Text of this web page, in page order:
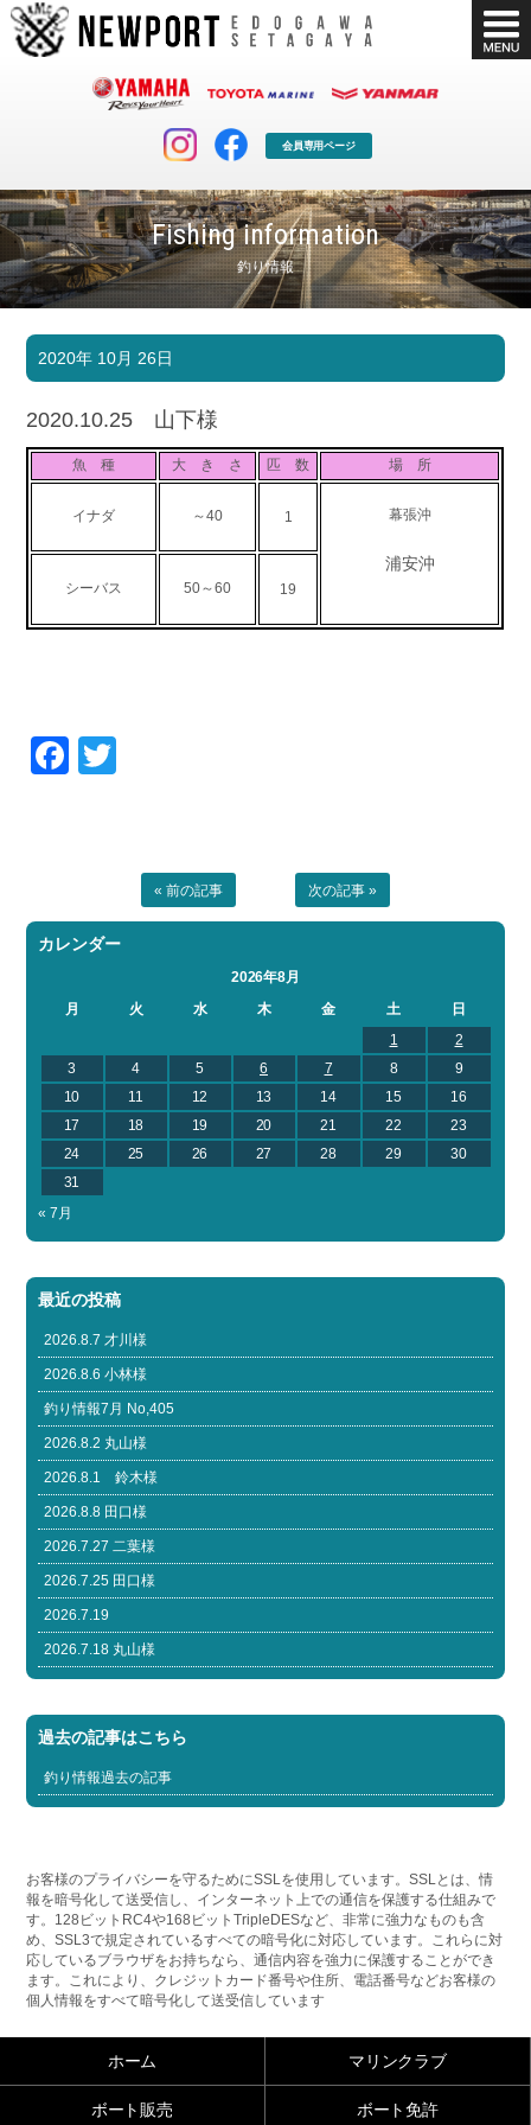
会員専用ページ
Fishing information
釣り情報
マリンクラブ
マリンライフを堪能したい！
ボート販売
ボート免許
長年の実績と信頼！
店舗情報 公式ブログ
Blog
お問い合わせ 会社概要
採用情報 リンク集
2020年 10月 26日
2020.10.25 山下様
魚 種 大 き さ 匹 数 場 所
イナダ ～40 1 幕張沖
浦安沖
シーバス 50～60 19
Facebook
« 前の記事 次の記事 »
カレンダー
2026年8月
月
火 水 木 金 土
日
1
2
3
4 5 6 7 8
9
10
11 12 13 14 15
16
17
18 19 20 21 22
23
24
25 26 27 28 29
30
31
« 7月
最近の投稿
2026.8.7 才川様
2026.8.6 小林様
釣り情報7月 No,405
2026.8.2 丸山様
2026.8.1 鈴木様
2026.8.8 田口様
2026.7.27 二葉様
2026.7.25 田口様
2026.7.19
2026.7.18 丸山様
過去の記事はこちら
釣り情報過去の記事
お客様のプライバシーを守るためにSSLを使用しています。SSLとは、情
報を暗号化して送受信し、インターネット上での通信を保護する仕組みで
す。128ビットRC4や168ビットTripleDESなど、非常に強力なものも含
め、SSL3で規定されているすべての暗号化に対応しています。これらに対
応しているブラウザをお持ちなら、通信内容を強力に保護することができ
ます。これにより、クレジットカード番号や住所、電話番号などお客様の
個人情報をすべて暗号化して送受信しています
ホーム マリンクラブ
ボート販売 ボート免許